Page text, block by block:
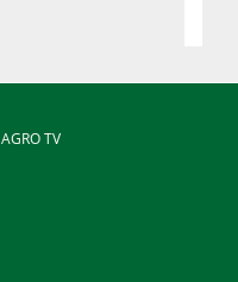
AGRO TV